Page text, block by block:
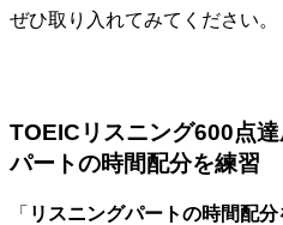
ぜひ取り入れてみてください。
TOEICリスニング600点
パートの時間配分を練習
「 リスニングパートの時間配